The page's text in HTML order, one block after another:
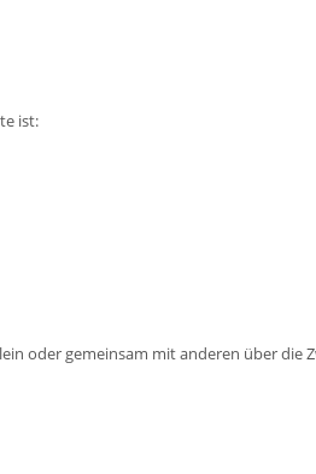
ist:
oder gemeinsam mit anderen über